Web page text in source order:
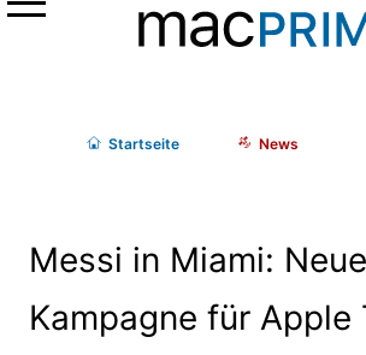
Menü
Startseite News
Messi in Miami: Neue
Kampagne für Apple